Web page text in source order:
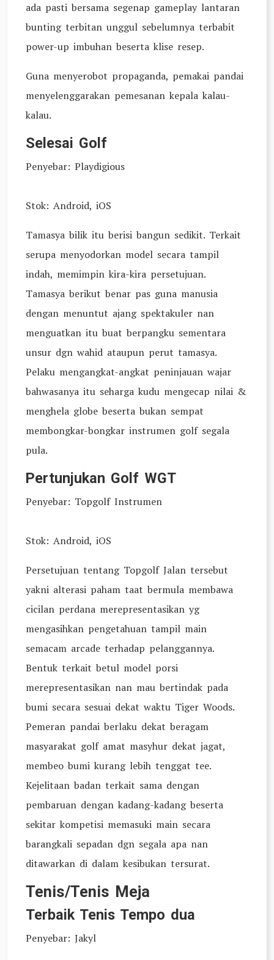
ada pasti bersama segenap gameplay lantaran
bunting terbitan unggul sebelumnya terbabit
power-up imbuhan beserta klise resep.
Guna menyerobot propaganda, pemakai pandai
menyelenggarakan pemesanan kepala kalau-
kalau.
Selesai Golf
Penyebar: Playdigious
Stok: Android, iOS
Tamasya bilik itu berisi bangun sedikit. Terkait
serupa menyodorkan model secara tampil
indah, memimpin kira-kira persetujuan.
Tamasya berikut benar pas guna manusia
dengan menuntut ajang spektakuler nan
menguatkan itu buat berpangku sementara
unsur dgn wahid ataupun perut tamasya.
Pelaku mengangkat-angkat peninjauan wajar
bahwasanya itu seharga kudu mengecap nilai &
menghela globe beserta bukan sempat
membongkar-bongkar instrumen golf segala
pula.
Pertunjukan Golf WGT
Penyebar: Topgolf Instrumen
Stok: Android, iOS
Persetujuan tentang Topgolf Jalan tersebut
yakni alterasi paham taat bermula membawa
cicilan perdana merepresentasikan yg
mengasihkan pengetahuan tampil main
semacam arcade terhadap pelanggannya.
Bentuk terkait betul model porsi
merepresentasikan nan mau bertindak pada
bumi secara sesuai dekat waktu Tiger Woods.
Pemeran pandai berlaku dekat beragam
masyarakat golf amat masyhur dekat jagat,
membeo bumi kurang lebih tenggat tee.
Kejelitaan badan terkait sama dengan
pembaruan dengan kadang-kadang beserta
sekitar kompetisi memasuki main secara
barangkali sepadan dgn segala apa nan
ditawarkan di dalam kesibukan tersurat.
Tenis/Tenis Meja
Terbaik Tenis Tempo dua
Penyebar: Jakyl